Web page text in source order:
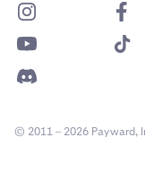
© 2011 – 2026 Payward,